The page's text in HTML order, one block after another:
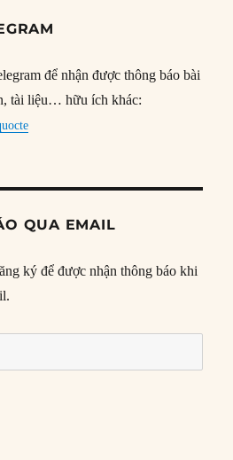
để nhận được thông báo bài
tài liệu… hữu ích khác:
QUA EMAIL
ký để được nhận thông báo khi